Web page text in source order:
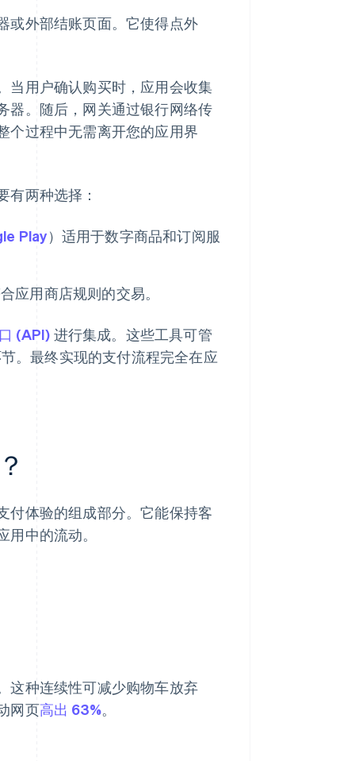
或外部结账页面。它使得点外
当用户确认购买时，应用会收集
器。随后，网关通过银行网络传
个过程中无需离开您的应用界
有两种选择：
Play）适用于数字商品和订阅服
应用商店规则的交易。
(API) 进行集成。这些工具可管
。最终实现的支付流程完全在应
付体验的组成部分。它能保持客
中的流动。
这种连续性可减少购物车放弃
网页高出 63%。